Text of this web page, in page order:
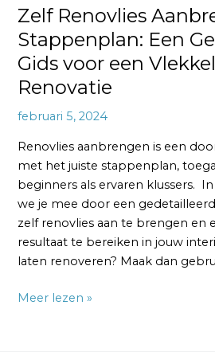
Zelf Renovlies
Stappenplan: Een
Gids voor een
Renovatie
februari 5, 2024
Renovlies aanbrengen is een
met het juiste stappenplan,
beginners als ervaren klussers.
we je mee door een
zelf renovlies aan te brengen en
resultaat te bereiken in jouw
laten renoveren? Maak dan
Meer lezen »